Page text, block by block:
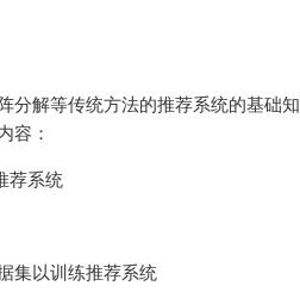
分解等传统方法的推荐系统的基础
容：
荐系统
集以训练推荐系统